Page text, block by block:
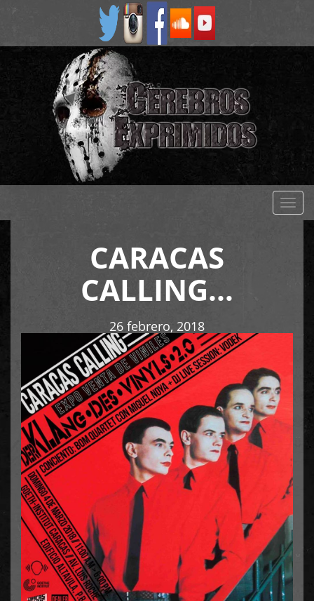
CARACAS
CALLING…
26 febrero, 2018